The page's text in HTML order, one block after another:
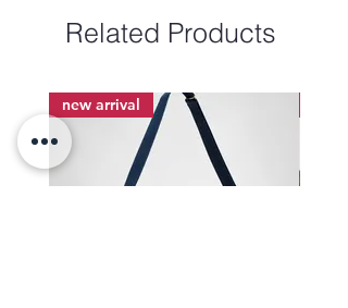
Related Products
new arrival